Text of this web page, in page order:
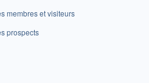
membres et visiteurs
prospects